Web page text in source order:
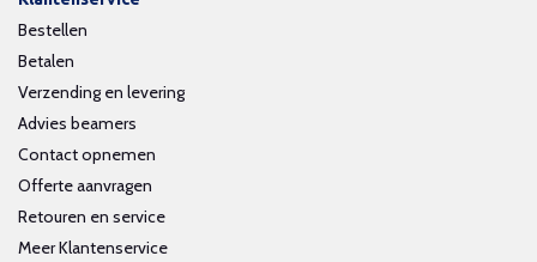
Bestellen
Betalen
Verzending en levering
Advies beamers
Contact opnemen
Offerte aanvragen
Retouren en service
Meer Klantenservice